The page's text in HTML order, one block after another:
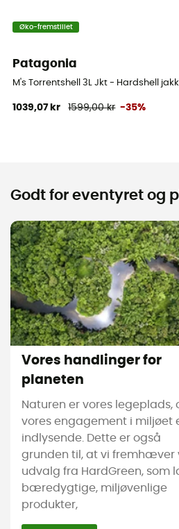
Øko-fremstillet
Patagonia
M's Torrentshell 3L Jkt - Hardshell
1039,07 kr 1599,00 kr -35%
Godt for eventyret og
Vores handlinger for
planeten
Naturen er vores legeplads,
vores engagement i miljøet
indlysende. Dette er også
grunden til, at vi fremhæver
udvalg fra HardGreen, som
bæredygtige, miljøvenlige
produkter,